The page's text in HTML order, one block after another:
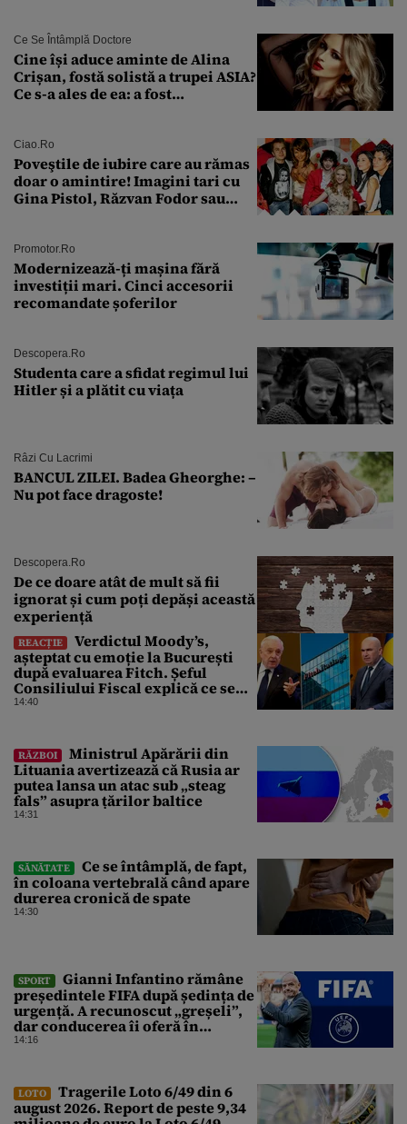
Ce Se Întâmplă Doctore
Cine își aduce aminte de Alina
Crișan, fostă solistă a trupei ASIA?
Ce s-a ales de ea: a fost
Ciao.ro
Poveştile de iubire care au rămas
doar o amintire! Imagini tari cu
Gina Pistol, Răzvan Fodor sau
Promotor.ro
Modernizează-ți mașina fără
investiții mari. Cinci accesorii
recomandate șoferilor
Descopera.ro
Studenta care a sfidat regimul lui
Hitler și a plătit cu viața
Râzi Cu Lacrimi
BANCUL ZILEI. Badea Gheorghe: –
Nu pot face dragoste!
Descopera.ro
De ce doare atât de mult să fii
ignorat și cum poți depăși această
experiență
REACȚIE
Verdictul Moody’s,
așteptat cu emoție la București
după evaluarea Fitch. Șeful
Consiliului Fiscal explică ce se
poate întâmpla cu ratingul
14:40
RĂZBOI
Ministrul Apărării din
Lituania avertizează că Rusia ar
putea lansa un atac sub „steag
fals” asupra țărilor baltice
14:31
SĂNĂTATE
Ce se întâmplă, de fapt,
în coloana vertebrală când apare
durerea cronică de spate
14:30
SPORT
Gianni Infantino rămâne
președintele FIFA după ședința de
urgență. A recunoscut „greșeli”,
dar conducerea îi oferă în
continuare sprijin
14:16
LOTO
Tragerile Loto 6/49 din 6
august 2026. Report de peste 9,34